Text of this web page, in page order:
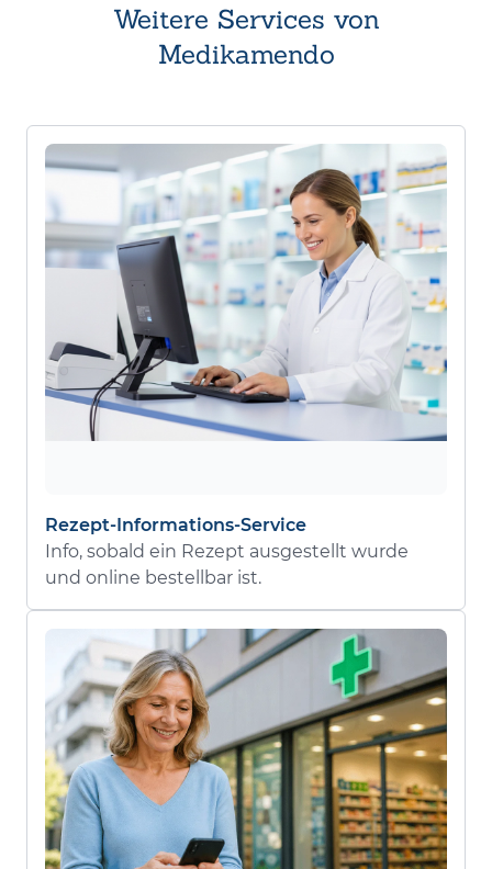
Weitere Services von
Medikamendo
Rezept-Informations-Service
Info, sobald ein Rezept ausgestellt wurde
und online bestellbar ist.